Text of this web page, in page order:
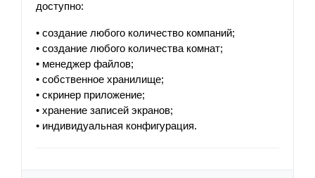
доступно:
• создание любого количество компаний;
• создание любого количества комнат;
• менеджер файлов;
• собственное хранилище;
• скринер приложение;
• хранение записей экранов;
• индивидуальная конфигурация.